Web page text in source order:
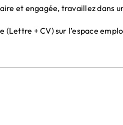
et engagée, travaillez dans
(Lettre + CV) sur l’espace